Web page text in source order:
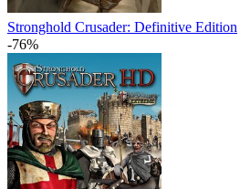
Stronghold Crusader: Definitive Edition
-76%